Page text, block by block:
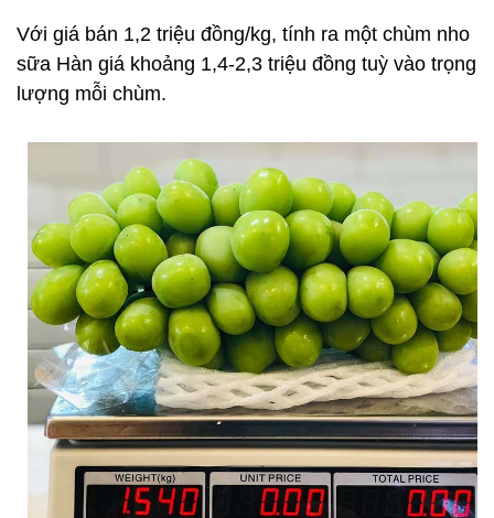
Với giá bán 1,2 triệu đồng/kg, tính ra một chùm nho
sữa Hàn giá khoảng 1,4-2,3 triệu đồng tuỳ vào trọng
lượng mỗi chùm.